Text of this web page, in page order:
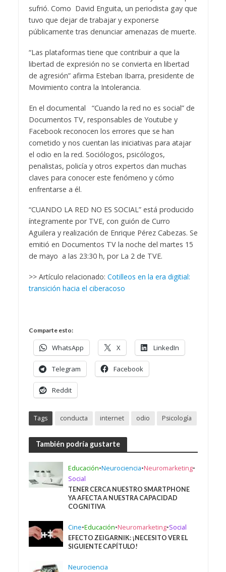
sufrió. Como David Enguita, un periodista gay que
tuvo que dejar de trabajar y exponerse
públicamente tras denunciar amenazas de muerte.
“Las plataformas tiene que contribuir a que la
libertad de expresión no se convierta en libertad
de agresión” afirma Esteban Ibarra, presidente de
Movimiento contra la Intolerancia.
En el documental “Cuando la red no es social” de
Documentos TV, responsables de Youtube y
Facebook reconocen los errores que se han
cometido y nos cuentan las iniciativas para atajar
el odio en la red. Sociólogos, psicólogos,
penalistas, policía y otros expertos dan muchas
claves para conocer este fenómeno y cómo
enfrentarse a él.
“CUANDO LA RED NO ES SOCIAL” está producido
íntegramente por TVE, con guión de Curro
Aguilera y realización de Enrique Pérez Cabezas. Se
emitió en Documentos TV la noche del martes 15
de mayo a las 23:30 h, por La 2 de TVE.
>> Artículo relacionado: Cotilleos en la era digitial:
transición hacia el ciberacoso
Comparte esto:
WhatsApp X LinkedIn
Telegram Facebook
Reddit
Tags conducta internet odio Psicología
También podría gustarte
Educación•Neurociencia•Neuromarketing•
Social
TENER CERCA NUESTRO SMARTPHONE
YA AFECTA A NUESTRA CAPACIDAD
COGNITIVA
Cine•Educación•Neuromarketing•Social
EFECTO ZEIGARNIK: ¡NECESITO VER EL
SIGUIENTE CAPÍTULO!
Neurociencia